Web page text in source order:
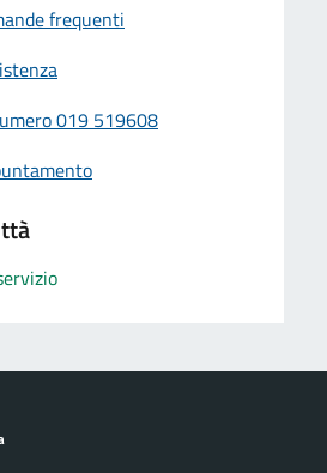
frequenti
019 519608